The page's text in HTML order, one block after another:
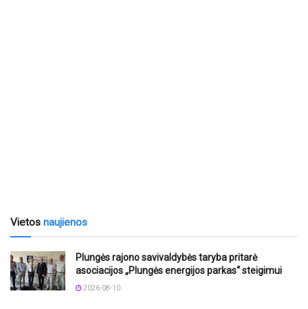
Vietos naujienos
Plungės rajono savivaldybės taryba pritarė
asociacijos „Plungės energijos parkas“ steigimui
2026-08-10